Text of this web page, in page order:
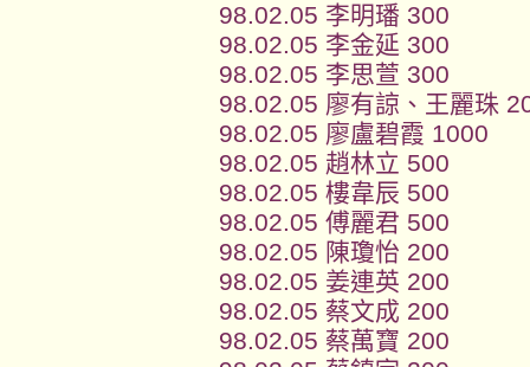
98.02.05 李明璠 300
98.02.05 李金延 300
98.02.05 李思萱 300
98.02.05 廖有諒、王麗珠
98.02.05 廖盧碧霞 1000
98.02.05 趙林立 500
98.02.05 樓韋辰 500
98.02.05 傅麗君 500
98.02.05 陳瓊怡 200
98.02.05 姜連英 200
98.02.05 蔡文成 200
98.02.05 蔡萬寶 200